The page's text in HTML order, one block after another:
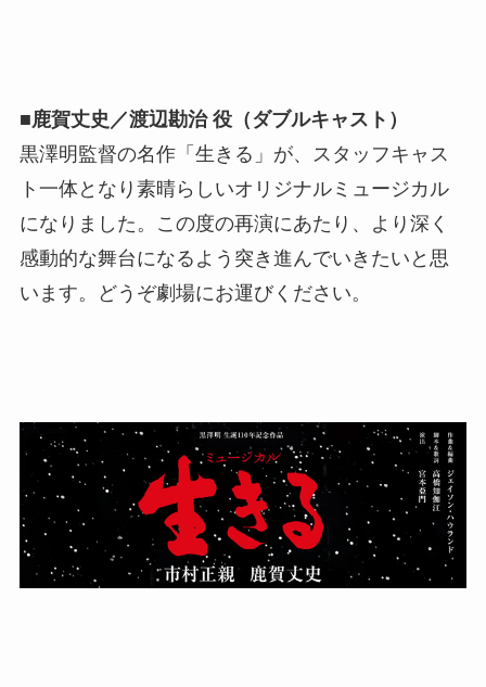
■鹿賀丈史／渡辺勘治 役（ダブルキャスト）
黒澤明監督の名作「生きる」が、スタッフキャス
ト一体となり素晴らしいオリジナルミュージカル
になりました。この度の再演にあたり、より深く
感動的な舞台になるよう突き進んでいきたいと思
います。どうぞ劇場にお運びください。